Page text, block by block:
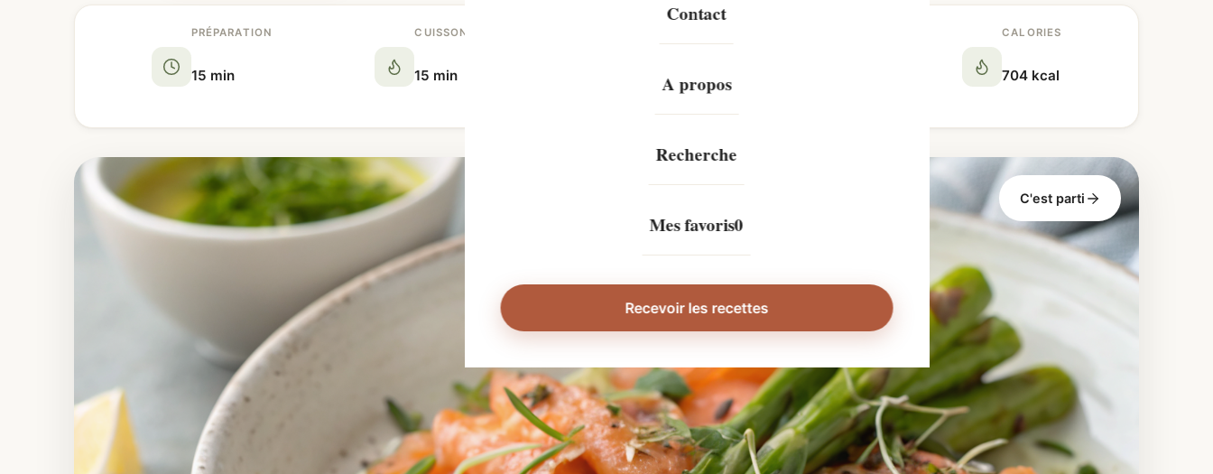
Contact
A propos
Recherche
Mes favoris0
Recevoir les recettes
PRÉPARATION
15 min
CUISSON
15 min
CALORIES
704 kcal
C'est parti